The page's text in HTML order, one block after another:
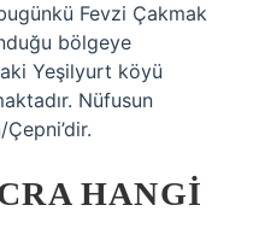
Fevzi Çakmak
bölgeye
Yeşilyurt köyü
Nüfusun
HANGI